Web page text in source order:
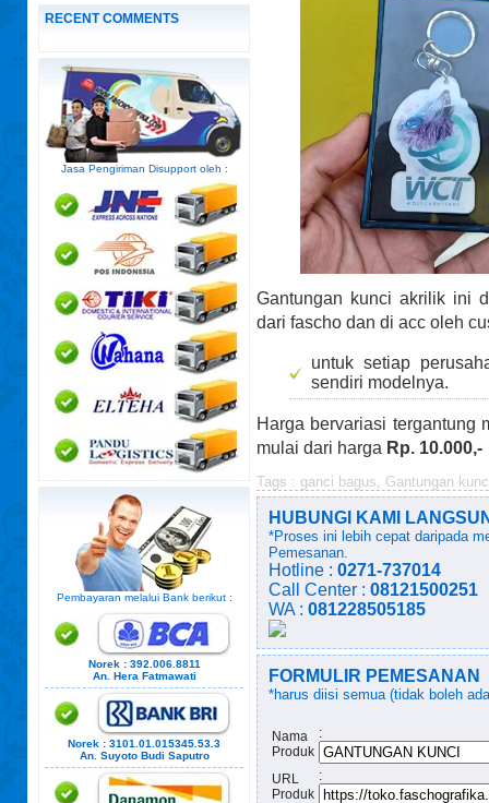
RECENT COMMENTS
Jasa Pengiriman Disupport oleh :
Pembayaran melalui Bank berikut :
Norek : 392.006.8811
An. Hera Fatmawati
Norek : 3101.01.015345.53.3
An. Suyoto Budi Saputro
Gantungan kunci akrilik ini
dari fascho dan di acc oleh
untuk setiap
sendiri modelnya.
Harga bervariasi tergantung
mulai dari harga Rp. 10.000,-
Tags : ganci bagus Gantungan
HUBUNGI KAMI
*Proses ini lebih cepat daripada
Pemesanan.
Hotline : 0271-737014
Call Center : 08121500251
WA : 081228505185
FORMULIR PEMESANAN
*harus diisi semua (tidak boleh
Nama
Produk
:
URL
Produk
: